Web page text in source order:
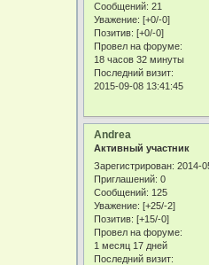
Сообщений: 21
Уважение: [+0/-0]
Позитив: [+0/-0]
Провел на форуме:
18 часов 32 минуты
Последний визит:
2015-09-08 13:41:45
Andrea
Активный участник
Зарегистрирован: 2014-
Приглашений: 0
Сообщений: 125
Уважение: [+25/-2]
Позитив: [+15/-0]
Провел на форуме:
1 месяц 17 дней
Последний визит: